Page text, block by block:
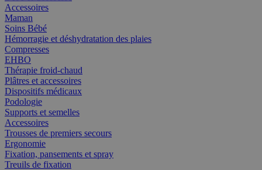
Accessoires
Maman
Soins Bébé
Hémorragie et déshydratation des plaies
Compresses
EHBO
Thérapie froid-chaud
Plâtres et accessoires
Dispositifs médicaux
Podologie
Supports et semelles
Accessoires
Trousses de premiers secours
Ergonomie
Fixation, pansements et spray
Treuils de fixation